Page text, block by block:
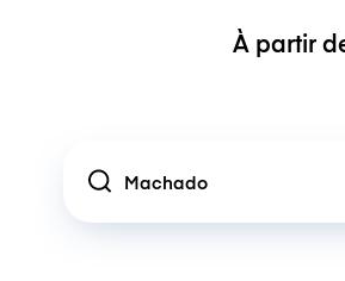
À partir
Location